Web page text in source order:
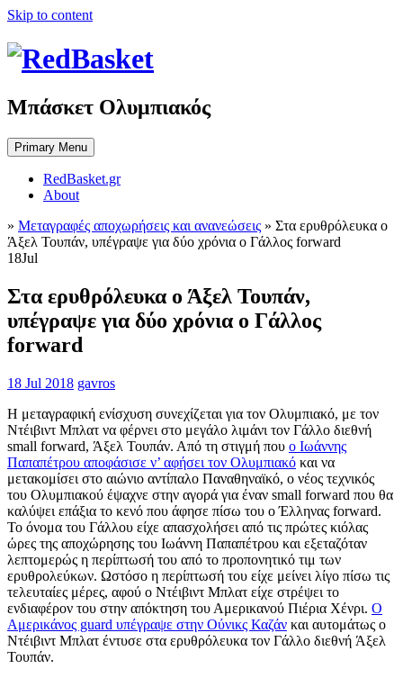
Skip to content
Μπάσκετ Ολυμπιακός
Primary Menu
RedBasket.gr
About
» Μεταγραφές αποχωρήσεις και ανανεώσεις » Στα ερυθρόλευκα ο
Άξελ Τουπάν, υπέγραψε για δύο χρόνια ο Γάλλος forward
18Jul
Στα ερυθρόλευκα ο Άξελ Τουπάν,
υπέγραψε για δύο χρόνια ο Γάλλος
forward
18 Jul 2018 gavros
Η μεταγραφική ενίσχυση συνεχίζεται για τον Ολυμπιακό, με τον
Ντέιβιντ Μπλατ να φέρνει στο μεγάλο λιμάνι τον Γάλλο διεθνή
small forward, Άξελ Τουπάν. Από τη στιγμή που ο Ιωάννης
Παπαπέτρου αποφάσισε ν’ αφήσει τον Ολυμπιακό και να
μετακομίσει στο αιώνιο αντίπαλο Παναθηναϊκό, ο νέος τεχνικός
του Ολυμπιακού έψαχνε στην αγορά για έναν small forward που θα
καλύψει επάξια το κενό που άφησε πίσω του ο Έλληνας forward.
Το όνομα του Γάλλου είχε απασχολήσει από τις πρώτες κιόλας
ώρες της αποχώρησης του Ιωάννη Παπαπέτρου και εξεταζόταν
λεπτομερώς η περίπτωσή του από το προπονητικό τιμ των
ερυθρολεύκων. Ωστόσο η περίπτωσή του είχε μείνει λίγο πίσω τις
τελευταίες μέρες, αφού ο Ντέιβιντ Μπλατ είχε στρέψει το
ενδιαφέρον του στην απόκτηση του Αμερικανού Πιέρια Χένρι. Ο
Αμερικάνος guard υπέγραψε στην Ούνικς Καζάν και αυτομάτως ο
Ντέιβιντ Μπλατ έντυσε στα ερυθρόλευκα τον Γάλλο διεθνή Άξελ
Τουπάν.